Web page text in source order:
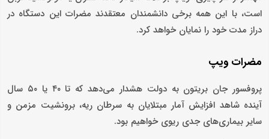
است، با این همه برخی دانشمندان معتقدند مضرات این دستگاه در
دراز مدت خود را نمایان خواهد کرد.
مضرات ویپ
پروفسور جان بریتون به دولت هشدار می‌دهد که تا ۴۰ یا ۵۰ سال
آینده شاهد افزایش آمار مبتلایان به سرطان ریه، برونشیت مزمن و
سایر بیماری‌های جدی ریوی خواهیم بود.